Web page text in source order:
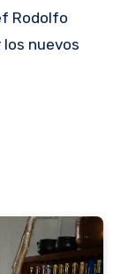
nuevos